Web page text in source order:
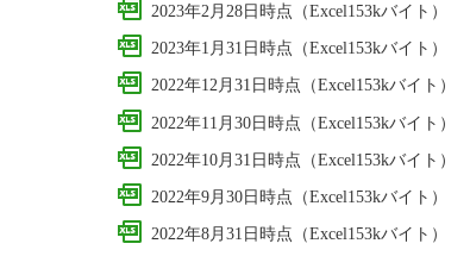
2023年2月28日時点（Excel153kバイト）
2023年1月31日時点（Excel153kバイト）
2022年12月31日時点（Excel153kバイト）
2022年11月30日時点（Excel153kバイト）
2022年10月31日時点（Excel153kバイト）
2022年9月30日時点（Excel153kバイト）
2022年8月31日時点（Excel153kバイト）